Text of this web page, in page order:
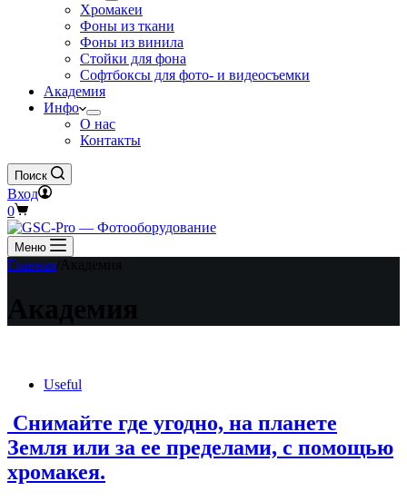
Хромакеи
Фоны из ткани
Фоны из винила
Стойки для фона
Софтбоксы для фото- и видеосъемки
Академия
Инфо
О нас
Контакты
Поиск
Вход
Корзина
0
Меню
Главная Академия
Академия
Useful
Снимайте где угодно, на планете
Земля или за ее пределами, с помощью
хромакея.